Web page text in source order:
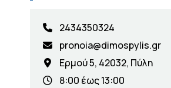
2434350324
pronoia@dimospylis.gr
Ερμού 5, 42032, Πύλη
8:00 έως 13:00